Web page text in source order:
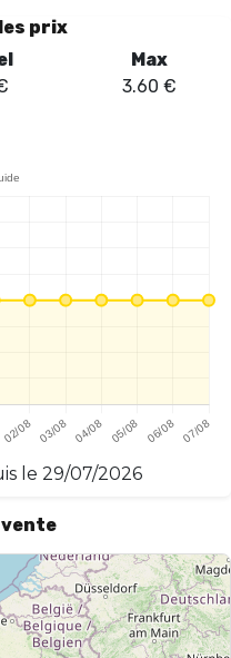
prix
Max
3.60 €
le 29/07/2026
vente